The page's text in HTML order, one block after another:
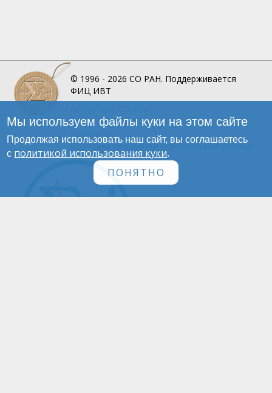
© 1996 - 2026 СО РАН. Поддерживается
ФИЦ ИВТ
Инфографика
Политика обработки персональных данных
Мы используем файлы куки на этом сайте
Продолжая использовать наш сайт, вы соглашаетесь
с политикой использования куки.
ПОНЯТНО